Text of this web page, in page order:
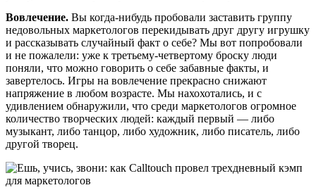
Вовлечение. Вы когда-нибудь пробовали заставить группу
недовольных маркетологов перекидывать друг другу игрушку
и рассказывать случайный факт о себе? Мы вот попробовали
и не пожалели: уже к третьему-четвертому броску люди
поняли, что можно говорить о себе забавные факты, и
завертелось. Игры на вовлечение прекрасно снижают
напряжение в любом возрасте. Мы нахохотались, и с
удивлением обнаружили, что среди маркетологов огромное
количество творческих людей: каждый первый — либо
музыкант, либо танцор, либо художник, либо писатель, либо
другой творец.